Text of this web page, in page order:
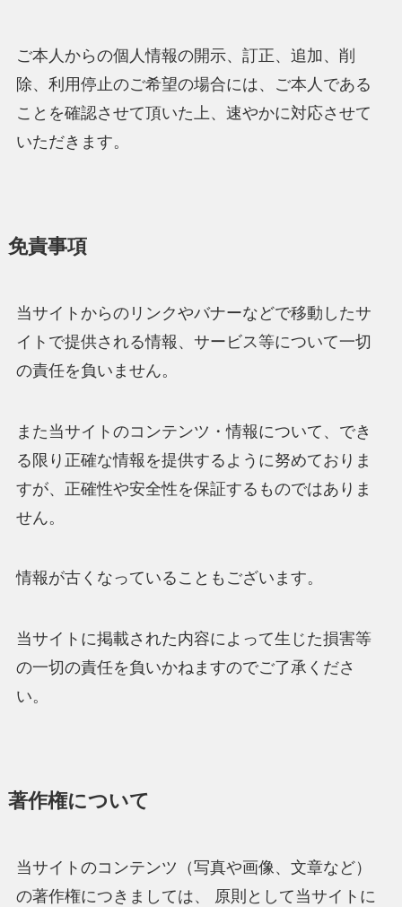
ご本人からの個人情報の開示、訂正、追加、削
除、利用停止のご希望の場合には、ご本人である
ことを確認させて頂いた上、速やかに対応させて
いただきます。
免責事項
当サイトからのリンクやバナーなどで移動したサ
イトで提供される情報、サービス等について一切
の責任を負いません。
また当サイトのコンテンツ・情報について、でき
る限り正確な情報を提供するように努めておりま
すが、正確性や安全性を保証するものではありま
せん。
情報が古くなっていることもございます。
当サイトに掲載された内容によって生じた損害等
の一切の責任を負いかねますのでご了承くださ
い。
著作権について
当サイトのコンテンツ（写真や画像、文章など）
の著作権につきましては、 原則として当サイトに